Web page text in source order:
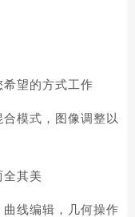
望的方式工作
模式，图像调整以
全其美
线编辑，几何操作